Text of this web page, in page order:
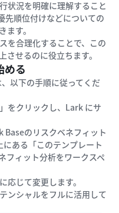
状況を明確に理解すること
先順位付けなどについての
す。
を合理化することで、この
せるのに役立ちます。
める
以下の手順に従ってくだ
をクリックし、Lark にサ
のリスクベネフィット
ある「このテンプレート
フィット分析をワークスペ
応じて変更します。
ンシャルをフルに活用して